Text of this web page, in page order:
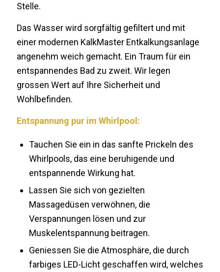
Stelle.
Das Wasser wird sorgfältig gefiltert und mit
einer modernen KalkMaster Entkalkungsanlage
angenehm weich gemacht. Ein Traum für ein
entspannendes Bad zu zweit. Wir legen
grossen Wert auf Ihre Sicherheit und
Wohlbefinden.
Entspannung pur im Whirlpool:
Tauchen Sie ein in das sanfte Prickeln des
Whirlpools, das eine beruhigende und
entspannende Wirkung hat.
Lassen Sie sich von gezielten
Massagedüsen verwöhnen, die
Verspannungen lösen und zur
Muskelentspannung beitragen.
Geniessen Sie die Atmosphäre, die durch
farbiges LED-Licht geschaffen wird, welches